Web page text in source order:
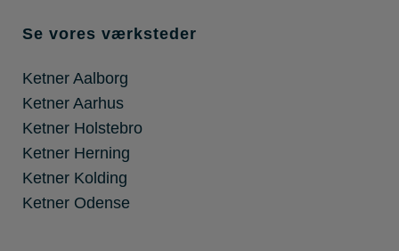
Se vores værksteder
Ketner Aalborg
Ketner Aarhus
Ketner Holstebro
Ketner Herning
Ketner Kolding
Ketner Odense